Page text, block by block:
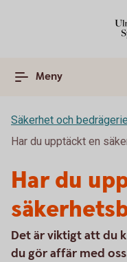
Meny
Säkerhet och
Har du upptäckt en
Har du
Det är viktigt att du
du gör affär med